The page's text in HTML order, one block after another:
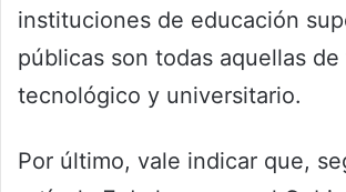
instituciones de educación
públicas son todas aquellas
tecnológico y universitario.
Por último, vale indicar que,